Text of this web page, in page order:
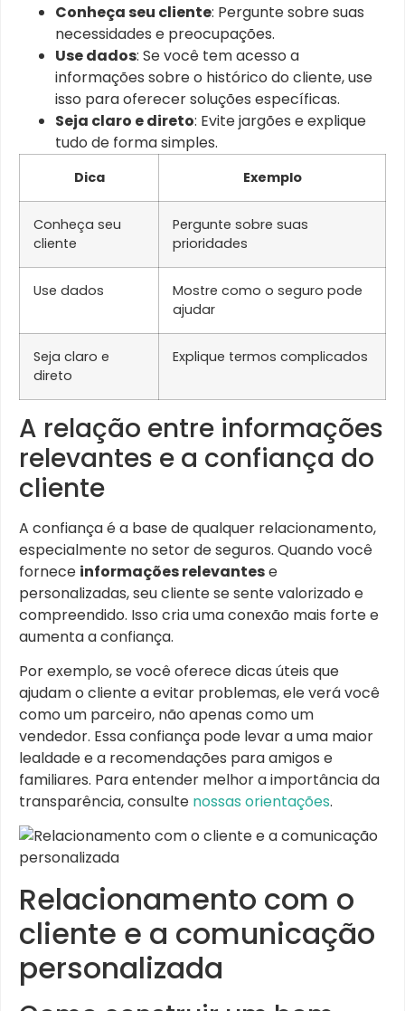
Conheça seu cliente: Pergunte sobre suas
necessidades e preocupações.
Use dados: Se você tem acesso a
informações sobre o histórico do cliente, use
isso para oferecer soluções específicas.
Seja claro e direto: Evite jargões e explique
tudo de forma simples.
Dica Exemplo
Conheça seu
cliente
Pergunte sobre suas
prioridades
Use dados
Mostre como o seguro pode
ajudar
Seja claro e
direto
Explique termos complicados
A relação entre informações
relevantes e a confiança do
cliente
A confiança é a base de qualquer relacionamento,
especialmente no setor de seguros. Quando você
fornece informações relevantese
personalizadas, seu cliente se sente valorizado e
compreendido. Isso cria uma conexão mais forte e
aumenta a confiança.
Por exemplo, se você oferece dicas úteis que
ajudam o cliente a evitar problemas, ele verá você
como um parceiro, não apenas como um
vendedor. Essa confiança pode levar a uma maior
lealdade e a recomendações para amigos e
familiares. Para entender melhor a importância da
transparência, consulte nossas orientações.
Relacionamento com o
cliente e a comunicação
personalizada